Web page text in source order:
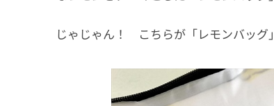
じゃじゃん！ こちらが「レモンバッグ